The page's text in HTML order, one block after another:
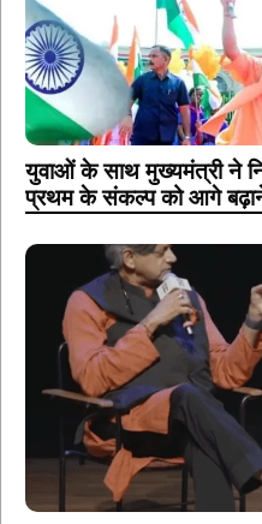
युवाओं के साथ मुख्यमंत्री ने
प्रथम के संकल्प को आगे